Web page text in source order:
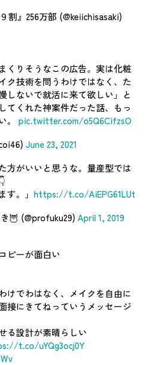
割』256万部 (@keiichisasaki)
くりそうなこの広告。実は化粧
ク技術を問うわけではなく、た
しないで就活に来て欲しい」と
てくれた神案件だった話、もっ
。 pic.twitter.com/o5Q6CifzsO
June 23, 2021
方がいいと思うな。量産型では
。」 https://t.co/AiEPG61LUt
🦉 (@profuku29) April 1, 2019
ピーが面白い
けでわはなく、メイクを自由に
接にきてねっていうメッセージ
る設計が素晴らしい
t.co/uYQg3ocj0Y